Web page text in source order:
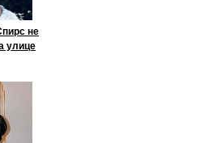
не
улице